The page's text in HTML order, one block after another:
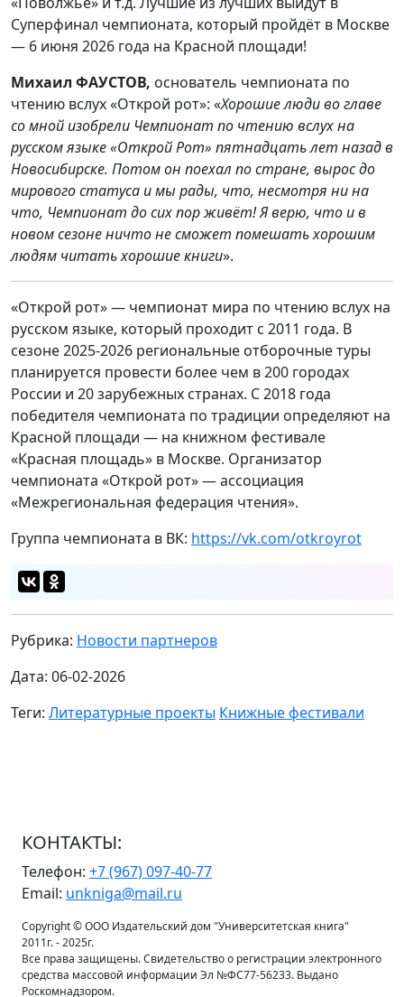
Суперфинал чемпионата, который пройдёт в Москве
— 6 июня 2026 года на Красной площади!
Михаил ФАУСТОВ, основатель чемпионата по
чтению вслух «Открой рот»: «Хорошие люди во главе
со мной изобрели Чемпионат по чтению вслух на
русском языке «Открой Рот» пятнадцать лет назад в
Новосибирске. Потом он поехал по стране, вырос до
мирового статуса и мы рады, что, несмотря ни на
что, Чемпионат до сих пор живёт! Я верю, что и в
новом сезоне ничто не сможет помешать хорошим
людям читать хорошие книги».
«Открой рот» — чемпионат мира по чтению вслух на
русском языке, который проходит с 2011 года. В
сезоне 2025-2026 региональные отборочные туры
планируется провести более чем в 200 городах
России и 20 зарубежных странах. С 2018 года
победителя чемпионата по традиции определяют на
Красной площади — на книжном фестивале
«Красная площадь» в Москве. Организатор
чемпионата «Открой рот» — ассоциация
«Межрегиональная федерация чтения».
Группа чемпионата в ВК: https://vk.com/otkroyrot
Рубрика: Новости партнеров
Дата: 06-02-2026
Теги: Литературные проекты Книжные фестивали
КОНТАКТЫ:
Телефон: +7 (967) 097-40-77
Email: unkniga@mail.ru
Copyright © ООО Издательский дом "Университетская книга"
2011г. - 2025г.
Все права защищены. Свидетельство о регистрации электронного
средства массовой информации Эл №ФС77-56233. Выдано
Роскомнадзором.